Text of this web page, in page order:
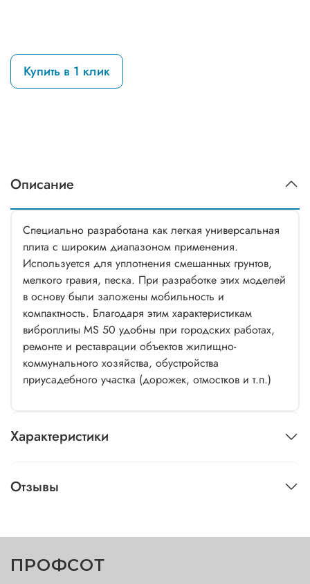
Купить в 1 клик
Описание
Специально разработана как легкая универсальная
плита с широким диапазоном применения.
Используется для уплотнения смешанных грунтов,
мелкого гравия, песка. При разработке этих моделей
в основу были заложены мобильность и
компактность. Благодаря этим характеристикам
виброплиты MS 50 удобны при городских работах,
ремонте и реставрации объектов жилищно-
коммунального хозяйства, обустройства
приусадебного участка (дорожек, отмостков и т.п.)
Характеристики
Отзывы
ПРОФСОТ